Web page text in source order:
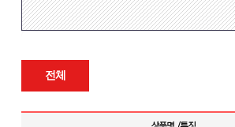
전체